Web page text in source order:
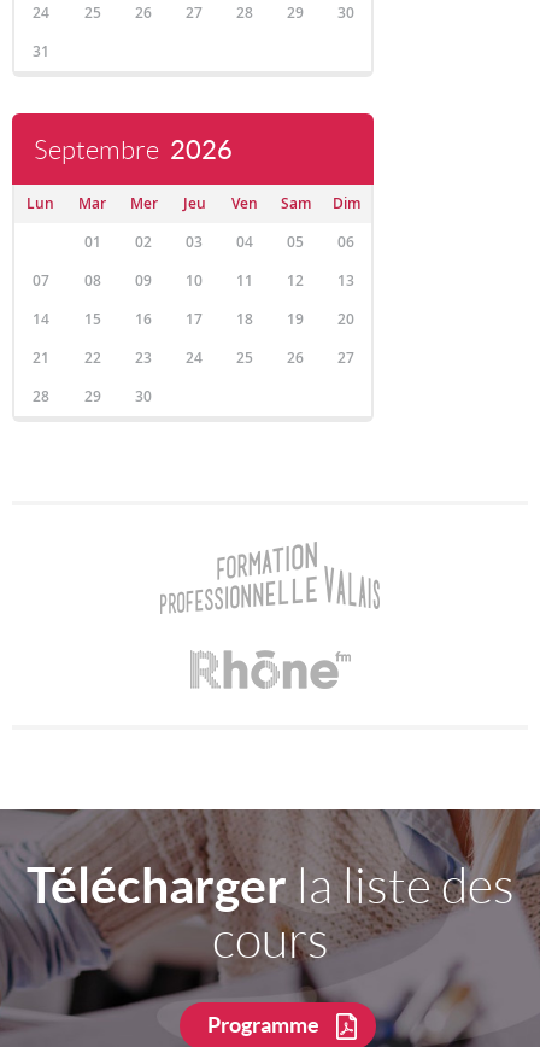
24
25 26 27 28 29
30
31
Septembre 2026
Lun Mar Mer Jeu Ven Sam
Dim
01
02 03 04 05
06
07
08 09 10 11 12
13
14
15 16 17 18 19
20
21
22 23 24 25 26
27
28
29 30
Téléchargerla liste des
cours
Programme